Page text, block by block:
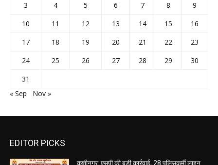
3
4 5 6 7 8
9
10
11 12 13 14 15
16
17
18 19 20 21 22
23
24
25 26 27 28 29
30
31
« Sep
Nov »
EDITOR PICKS
कुशीनगर: एसपी की बड़ी कार्रवाई, 28 पुलिसकर्मी लाइन